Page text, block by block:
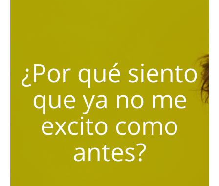
¿Por qué siento
que ya no me
excito como
antes?